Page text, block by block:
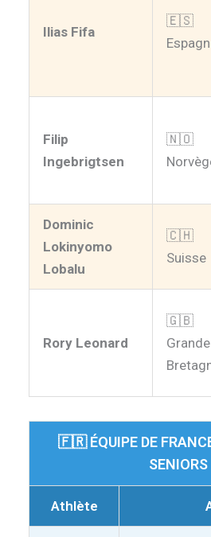
Ilias Fifa
🇪🇸
Filip
Ingebrigtsen
🇳🇴
Dominic
Lokinyomo
Lobalu
🇨🇭
Suisse
Rory Leonard
🇬🇧
🇫🇷 ÉQUIPE DE
SENIORS
Athlète